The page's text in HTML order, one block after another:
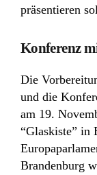
präsentieren
Konferenz
Die
und die
am 19.
“Glaskiste” in
Brandenburg